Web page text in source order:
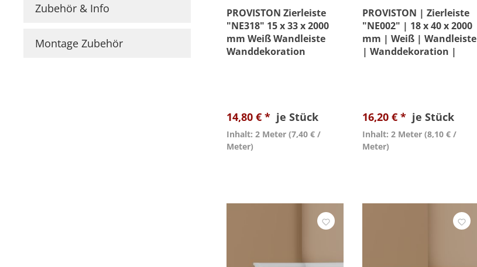
Zubehör & Info
Montage Zubehör
PROVISTON Zierleiste
"NE318" 15 x 33 x 2000
mm Weiß Wandleiste
Wanddekoration
14,80 € * je Stück
Inhalt: 2 Meter (7,40 € /
Meter)
PROVISTON | Zierleiste
"NE002" | 18 x 40 x 2000
mm | Weiß | Wandleiste
| Wanddekoration |
16,20 € * je Stück
Inhalt: 2 Meter (8,10 € /
Meter)